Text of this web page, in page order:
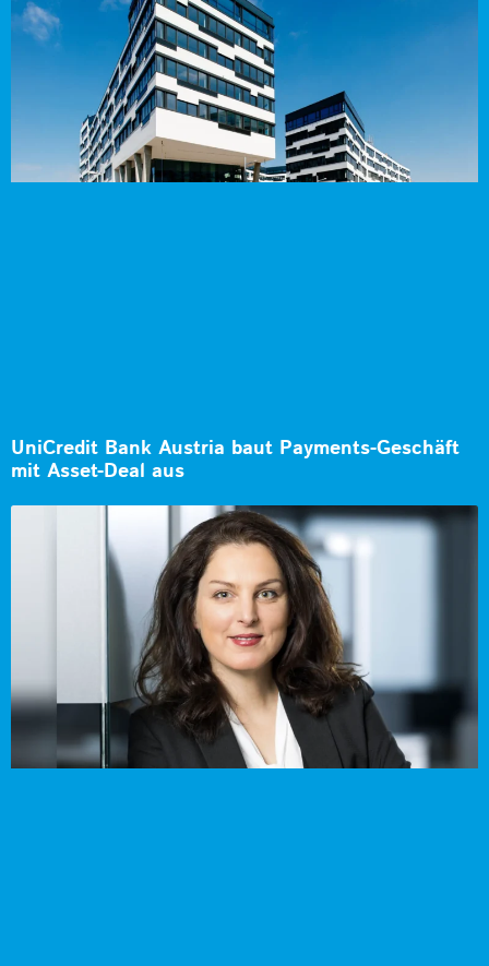
UniCredit Bank Austria baut Payments-Geschäft
mit Asset-Deal aus